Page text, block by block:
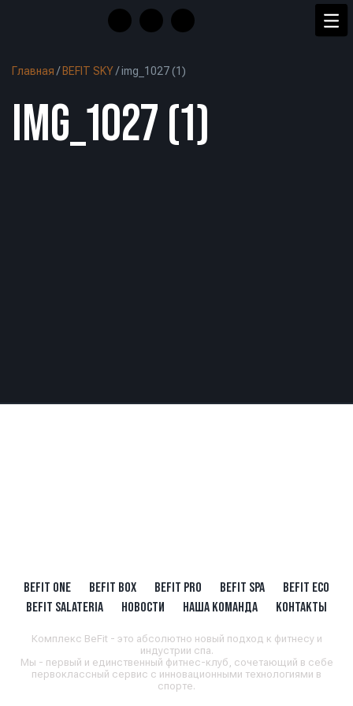
Главная / BEFIT SKY/img_1027 (1)
IMG_1027 (1)
BEFIT ONE BEFIT BOX BEFIT PRO BEFIT SPA
BEFIT ECO
BEFIT SALATERIA
НОВОСТИ НАША КОМАНДА КОНТАКТЫ
Комплекс BeFit - это абсолютно новый подход к фитнесу и
индустрии спа.
Мы - первый и единственный фитнес-клуб, сочетающий в себе
первоклассный сервис с инновационными технологиями в
спорте.